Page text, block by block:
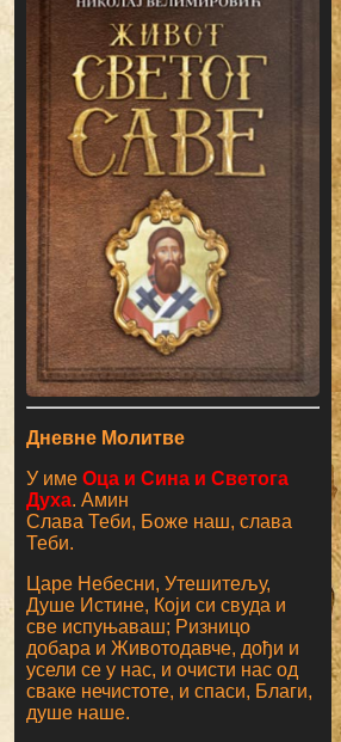
Дневне Молитве
У имеОца и Сина и Светога
Духа. Амин
Слава Теби, Боже наш, слава
Теби.
Царе Небесни, Утешитељу,
Душе Истине, Који си свуда и
све испуњаваш; Ризницо
добара и Животодавче, дођи и
усели се у нас, и очисти нас од
сваке нечистоте, и спаси, Благи,
душе наше.